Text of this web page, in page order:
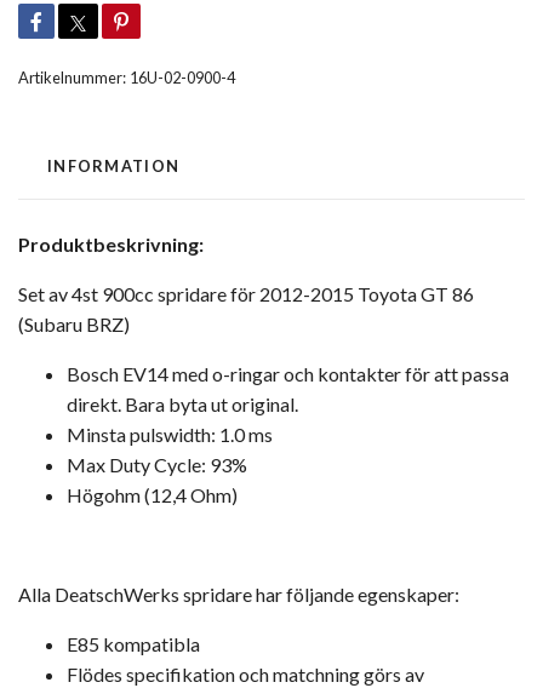
Artikelnummer: 16U-02-0900-4
INFORMATION
Produktbeskrivning:
Set av 4st 900cc spridare för 2012-2015 Toyota GT 86
(Subaru BRZ)
Bosch EV14 med o-ringar och kontakter för att passa
direkt. Bara byta ut original.
Minsta pulswidth: 1.0 ms
Max Duty Cycle: 93%
Högohm (12,4 Ohm)
Alla DeatschWerks spridare har följande egenskaper:
E85 kompatibla
Flödes specifikation och matchning görs av